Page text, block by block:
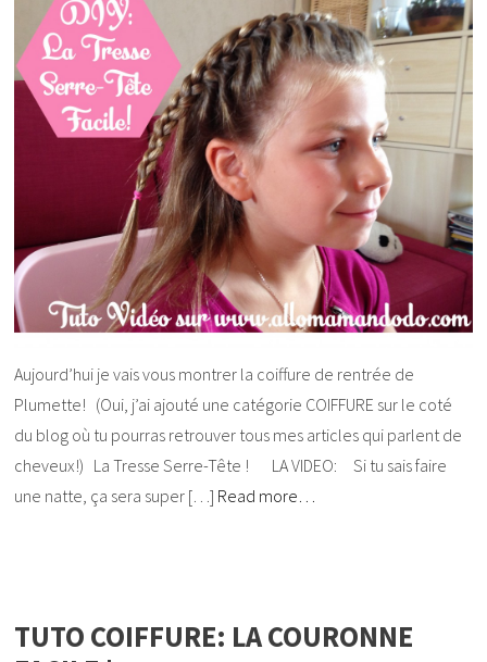
Aujourd’hui je vais vous montrer la coiffure de rentrée de
Plumette! (Oui, j’ai ajouté une catégorie COIFFURE sur le coté
du blog où tu pourras retrouver tous mes articles qui parlent de
cheveux!) La Tresse Serre-Tête ! LA VIDEO: Si tu sais faire
une natte, ça sera super […] Read more…
TUTO COIFFURE: LA COURONNE